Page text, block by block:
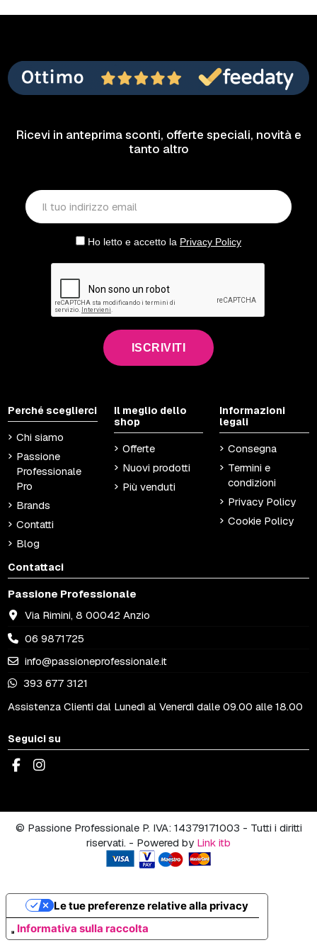
Ricevi in anteprima sconti, offerte speciali, novità e
tanto altro
Ho letto e accetto la Privacy Policy
ISCRIVITI
Perché sceglierci
Chi siamo
Passione
Professionale
Pro
Brands
Contatti
Blog
Il meglio dello
shop
Offerte
Nuovi prodotti
Più venduti
Informazioni
legali
Consegna
Termini e
condizioni
Privacy Policy
Cookie Policy
Contattaci
Passione Professionale
Via Rimini, 8 00042 Anzio
06 9871725
info@passioneprofessionale.it
393 677 3121
Assistenza Clienti dal Lunedì al Venerdì dalle 09.00 alle 18.00
Seguici su
© Passione Professionale P. IVA: 14379171003 - Tutti i diritti
riservati. - Powered by Link itb
Informativa sulla raccolta
Le tue preferenze relative alla privacy